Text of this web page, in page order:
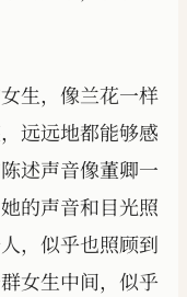
生，像兰花一样
远远地都能够感
述声音像董卿一
的声音和目光照
，似乎也照顾到
女生中间，似乎